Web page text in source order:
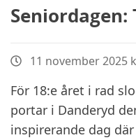
11 november 2025
För 18:e året i rad
portar i Danderyd
inspirerande dag